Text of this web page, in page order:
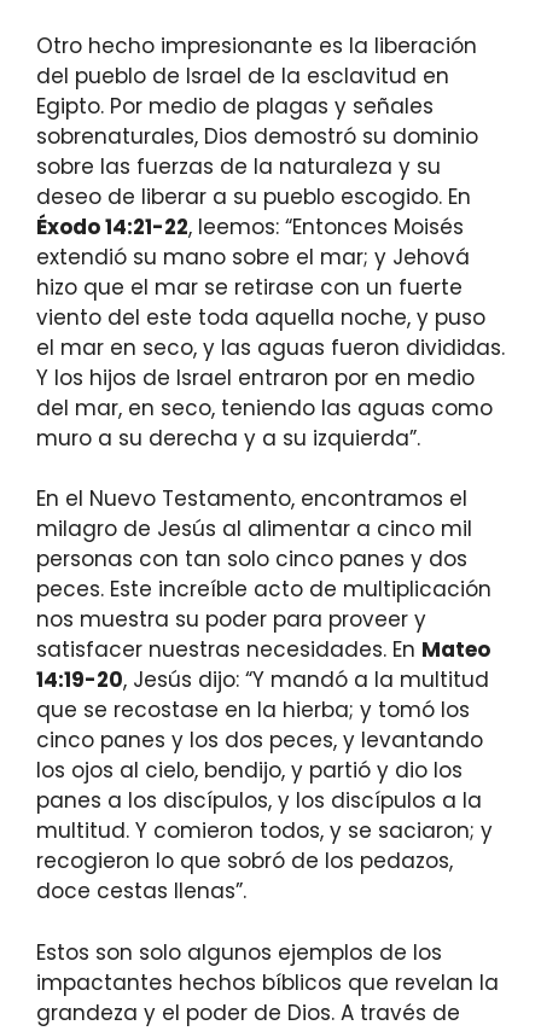
Otro hecho impresionante es la liberación
del pueblo de Israel de la esclavitud en
Egipto. Por medio de plagas y señales
sobrenaturales, Dios demostró su dominio
sobre las fuerzas de la naturaleza y su
deseo de liberar a su pueblo escogido. En
Éxodo 14:21-22, leemos: “Entonces Moisés
extendió su mano sobre el mar; y Jehová
hizo que el mar se retirase con un fuerte
viento del este toda aquella noche, y puso
el mar en seco, y las aguas fueron divididas.
Y los hijos de Israel entraron por en medio
del mar, en seco, teniendo las aguas como
muro a su derecha y a su izquierda”.
En el Nuevo Testamento, encontramos el
milagro de Jesús al alimentar a cinco mil
personas con tan solo cinco panes y dos
peces. Este increíble acto de multiplicación
nos muestra su poder para proveer y
satisfacer nuestras necesidades. En Mateo
14:19-20, Jesús dijo: “Y mandó a la multitud
que se recostase en la hierba; y tomó los
cinco panes y los dos peces, y levantando
los ojos al cielo, bendijo, y partió y dio los
panes a los discípulos, y los discípulos a la
multitud. Y comieron todos, y se saciaron; y
recogieron lo que sobró de los pedazos,
doce cestas llenas”.
Estos son solo algunos ejemplos de los
impactantes hechos bíblicos que revelan la
grandeza y el poder de Dios. A través de